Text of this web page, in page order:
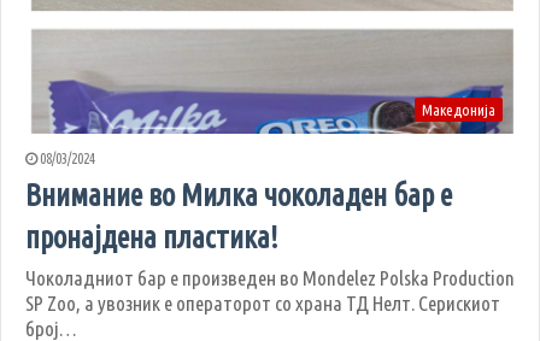
Македонија
08/03/2024
Внимание во Милка чоколаден бар е
пронајдена пластика!
Чоколадниот бар е произведен во Mondelez Polska Production
SP Zoo, а увозник е операторот со храна ТД Нелт. Серискиот
број…